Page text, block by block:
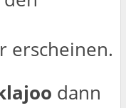
erscheinen.
dann